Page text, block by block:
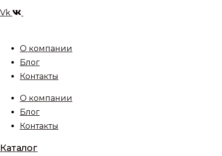
Vk
О компании
Блог
Контакты
О компании
Блог
Контакты
Каталог